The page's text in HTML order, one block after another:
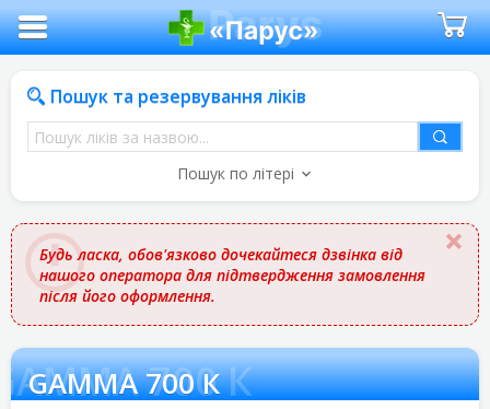
Пошук та резервування ліків
Пошук
ліків
назвою
Пошук по літері
Будь ласка, обов'язково дочекайтеся дзвінка від
нашого оператора для підтвердження замовлення
після його оформлення.
700 К
GAMMA 700 К